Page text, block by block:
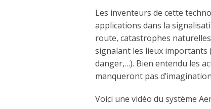
Les inventeurs de cette
applications dans la
route, catastrophes
signalant les lieux importants
danger,…). Bien entendu les
manqueront pas
Voici une vidéo du système